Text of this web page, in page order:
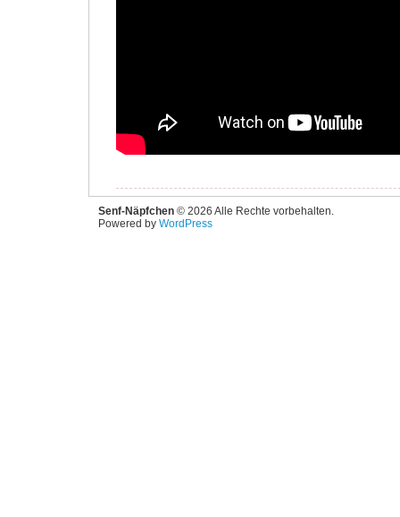
Senf-Näpfchen © 2026 Alle Rechte vorbehalten.
Powered by WordPress